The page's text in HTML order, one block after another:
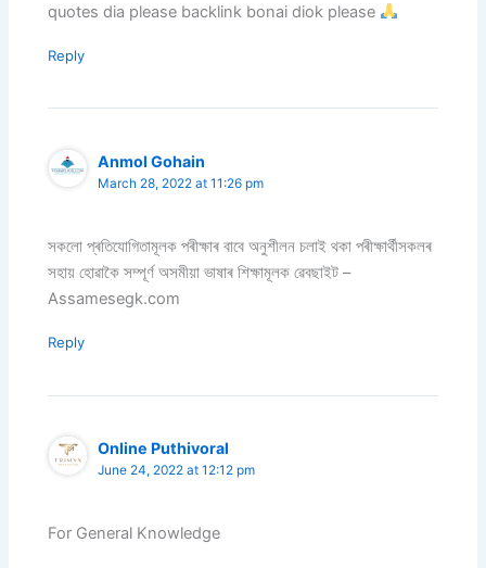
quotes dia please backlink bonai diok please
Reply
Anmol Gohain
March 28, 2022 at 11:26 pm
সকলো প্ৰতিযোগিতামূলক পৰীক্ষাৰ বাবে অনুশীলন চলাই থকা পৰীক্ষাৰ্থীসকলৰ
সহায় হোৱাকৈ সম্পূৰ্ণ অসমীয়া ভাষাৰ শিক্ষামূলক ৱেবছাইট –
Assamesegk.com
Reply
Online Puthivoral
June 24, 2022 at 12:12 pm
For General Knowledge